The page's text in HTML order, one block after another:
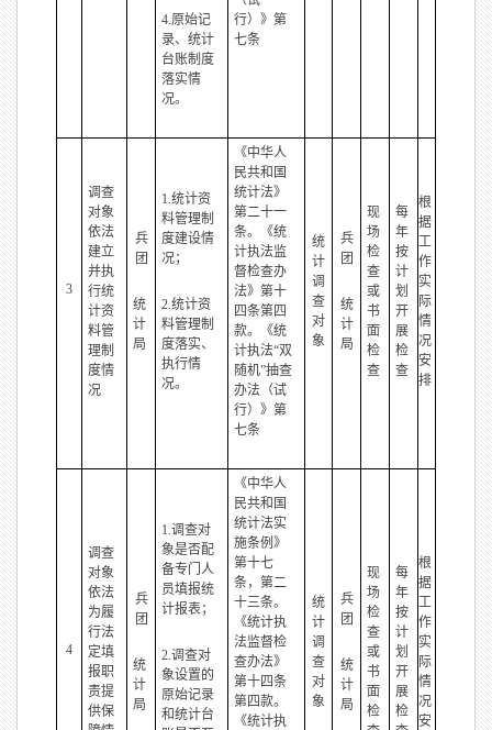
4.原始记
录、统计
台账制度
落实情
况。
行）》第
七条
3
调查
对象
依法
建立
并执
行统
计资
料管
理制
度情
况
兵
团
统
计
局
1.统计资
料管理制
度建设情
况；
2.统计资
料管理制
度落实、
执行情
况。
《中华人
民共和国
统计法》
第二十一
条。《统
计执法监
督检查办
法》第十
四条第四
款。《统
计执法“双
随机”抽查
办法（试
行）》第
七条
统
计
调
查
对
象
兵
团
统
计
局
现
场
检
查
或
书
面
检
查
每
年
按
计
划
开
展
检
查
根
据
工
作
实
际
情
况
安
排
4
调查
对象
依法
为履
行法
定填
报职
责提
供保
兵
团
统
计
局
1.调查对
象是否配
备专门人
员填报统
计报表；
2.调查对
象设置的
原始记录
和统计台
《中华人
民共和国
统计法实
施条例》
第十七
条，第二
十三条。
《统计执
法监督检
查办法》
第十四条
第四款。
《统计执
统
计
调
查
对
象
兵
团
统
计
局
现
场
检
查
或
书
面
检
每
年
按
计
划
开
展
检
根
据
工
作
实
际
情
况
安